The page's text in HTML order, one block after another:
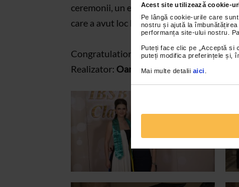
Acest site utilizează cookie-
Pe lângă cookie-urile care
nostru și ajută la
performanța site-ului nostru.
Puteți face clic pe „Acceptă si
puteți modifica preferințele și,
Mai multe detalii aici
ceremonii, un eveniment de exceptie pe
care a avut loc la Salonul Diplomat al
Congratulation to the graduating CLASS
Realizator: Oana Georgescu/ Operator: